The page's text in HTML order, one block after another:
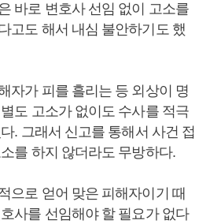
바로 변호사 선임 없이 고소를
고도 해서 내심 불안하기도 했
자가 피를 흘리는 등 외상이 명
도 고소가 없이도 수사를 적극
. 그래서 신고를 통해서 사건 접
를 하지 않더라도 무방하다.
으로 얻어 맞은 피해자이기 때
사를 선임해야 할 필요가 없다